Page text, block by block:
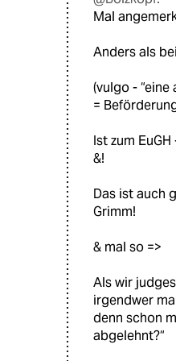
Mal
Anders als
(vulgo -
=
Ist zum
&!
Das ist auch
Grimm!
& mal so =>
Als wir
irgendwer
denn schon
abgelehnt?“